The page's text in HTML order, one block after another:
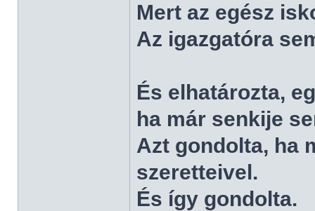
Mert az egész
Az igazgatóra
És elhatározta,
ha már senkije
Azt gondolta, ha
szeretteivel.
És így gondolta.